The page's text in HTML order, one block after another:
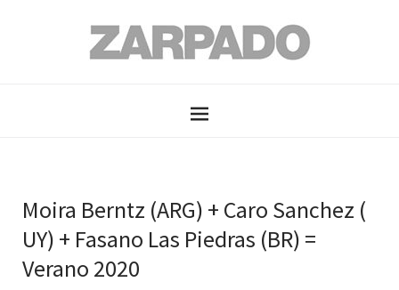
Moira Berntz (ARG) + Caro Sanchez (
UY) + Fasano Las Piedras (BR) =
Verano 2020